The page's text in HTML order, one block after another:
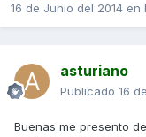
16 de Junio del 2014 en
asturiano
Publicado 16
Buenas me presento